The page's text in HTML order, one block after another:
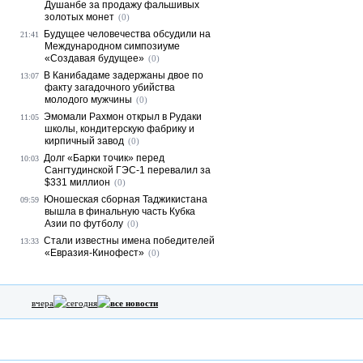
Душанбе за продажу фальшивых
золотых монет (0)
21:41
Будущее человечества обсудили на
Международном симпозиуме
«Создавая будущее» (0)
13:07
В Канибадаме задержаны двое по
факту загадочного убийства
молодого мужчины (0)
11:05 Эмомали Рахмон открыл в Рудаки
школы, кондитерскую фабрику и
кирпичный завод (0)
10:03 Долг «Барки точик» перед
Сангтудинской ГЭС-1 перевалил за
$331 миллион (0)
09:59
Юношеская сборная Таджикистана
вышла в финальную часть Кубка
Азии по футболу (0)
13:33 Стали известны имена победителей
«Евразия-Кинофест» (0)
вчера сегодня все новости